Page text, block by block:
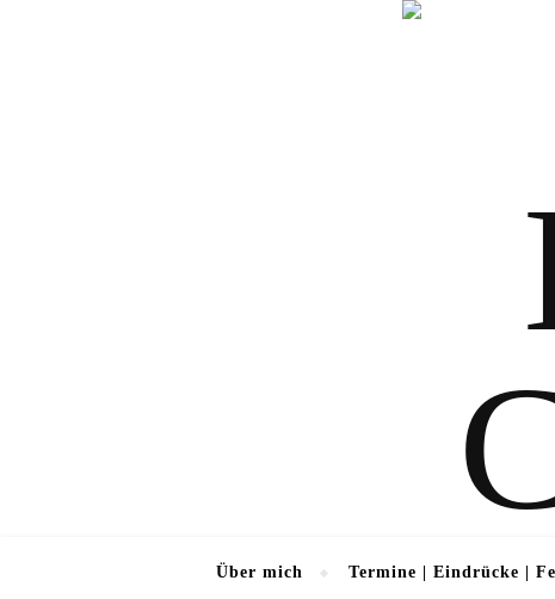
Über mich Termine | Eindrücke |